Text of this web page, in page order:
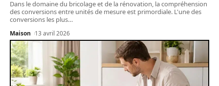
Dans le domaine du bricolage et de la rénovation, la compréhension
des conversions entre unités de mesure est primordiale. L'une des
conversions les plus…
Maison 13 avril 2026